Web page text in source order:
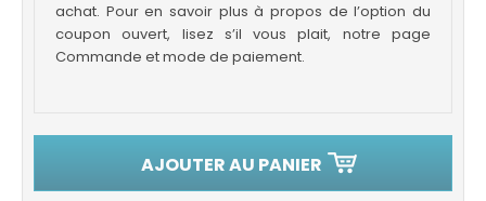
achat. Pour en savoir plus à propos de l’option du
coupon ouvert, lisez s’il vous plait, notre page
Commande et mode de paiement.
AJOUTER AU PANIER